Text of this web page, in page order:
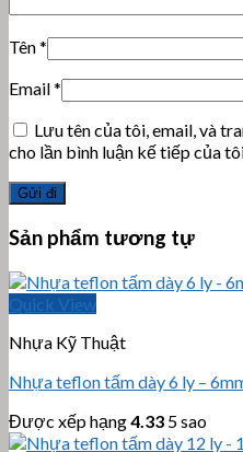
Tên*
Email*
Lưu tên của tôi, email, và
cho lần bình luận kế tiếp của
Sản phẩm tương tự
Quick View
Nhựa Kỹ Thuật
Nhựa teflon tấm dày 6 ly –
Được xếp hạng4.33 5 sao